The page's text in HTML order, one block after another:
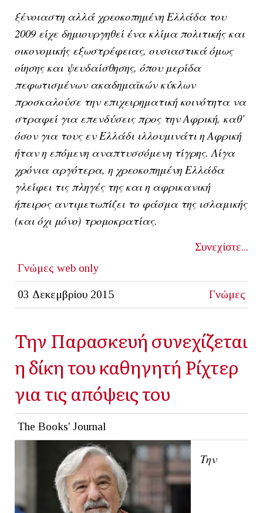
ξένοιαστη αλλά χρεοκοπημένη Ελλάδα του
2009 είχε δημιουργηθεί ένα κλίμα πολιτικής και
οικονομικής εξωστρέφειας, ουσιαστικά όμως
οίησης και ψευδαίσθησης, όπου μερίδα
πεφωτισμένων ακαδημαϊκών κύκλων
προσκαλούσε την επιχειρηματική κοινότητα να
στραφεί για επενδύσεις προς την Αφρική, καθ’
όσον για τους εν Ελλάδι ιλλουμινάτι η Αφρική
ήταν η επόμενη αναπτυσσόμενη τίγρης. Λίγα
χρόνια αργότερα, η χρεοκοπημένη Ελλάδα
γλείφει τις πληγές της και η αφρικανική
ήπειρος αντιμετωπίζει το φάσμα της ισλαμικής
(και όχι μόνο) τρομοκρατίας.
Συνεχίστε...
Γνώμες web only
03 Δεκεμβρίου 2015 Γνώμες
Την Παρασκευή συνεχίζεται
η δίκη του καθηγητή Ρίχτερ
για τις απόψεις του
The Books' Journal
Την